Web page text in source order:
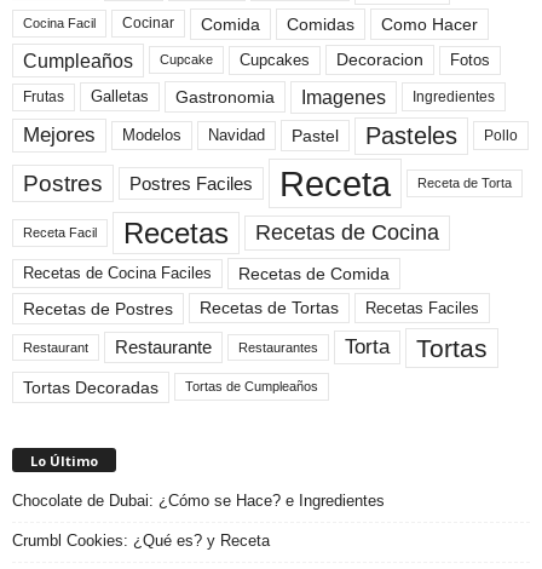
Cocina Facil Cocinar Comida Comidas Como Hacer
Cumpleaños Cupcake Cupcakes Decoracion Fotos
Frutas Galletas Gastronomia Imagenes Ingredientes
Mejores Modelos Navidad Pastel Pasteles Pollo
Postres Postres Faciles Receta Receta de Torta
Receta Facil Recetas Recetas de Cocina
Recetas de Cocina Faciles
Recetas de Comida
Recetas de Postres
Recetas de Tortas Recetas Faciles
Restaurant Restaurante Restaurantes Torta Tortas
Tortas Decoradas Tortas de Cumpleaños
Lo Último
Chocolate de Dubai: ¿Cómo se Hace? e Ingredientes
Crumbl Cookies: ¿Qué es? y Receta